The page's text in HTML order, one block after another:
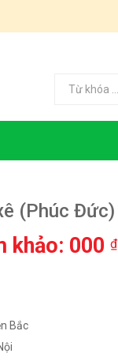
(Phúc Đức)
khảo: 000 ₫
Bắc